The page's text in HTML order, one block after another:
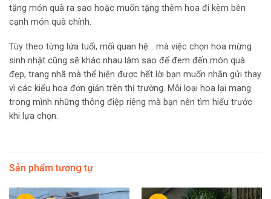
tặng món quà ra sao hoặc muốn tặng thêm hoa đi kèm bên
cạnh món quà chính.
Tùy theo từng lứa tuổi, mối quan hệ… mà việc chọn hoa mừng
sinh nhật cũng sẽ khác nhau làm sao để đem đến món quà
đẹp, trang nhã mà thể hiện được hết lời bạn muốn nhắn gửi thay
vì các kiểu hoa đơn giản trên thị trường. Mỗi loại hoa lại mang
trong mình những thông điệp riêng mà bạn nên tìm hiểu trước
khi lựa chọn.
Sản phẩm tương tự